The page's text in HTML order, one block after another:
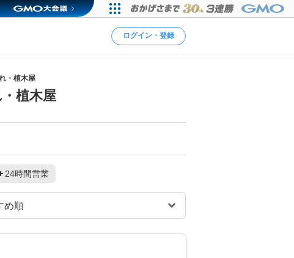
ログイン・登録
・植木屋
植木屋
24時間営業